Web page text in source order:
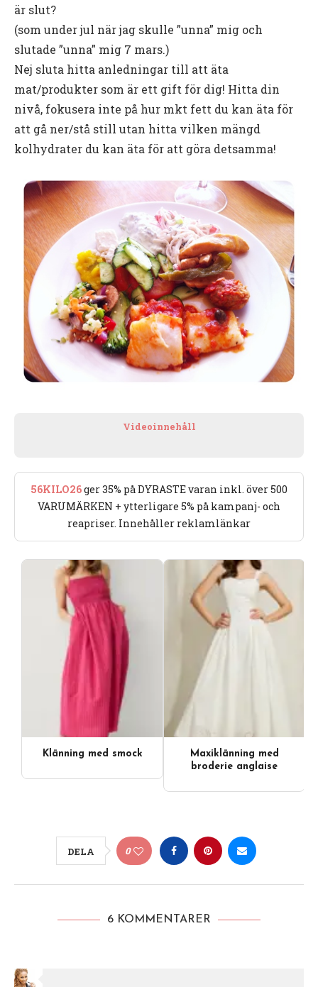
är slut?
(som under jul när jag skulle ”unna” mig och
slutade ”unna” mig 7 mars.)
Nej sluta hitta anledningar till att äta
mat/produkter som är ett gift för dig! Hitta din
nivå, fokusera inte på hur mkt fett du kan äta för
att gå ner/stå still utan hitta vilken mängd
kolhydrater du kan äta för att göra detsamma!
Videoinnehåll
56KILO26ger 35% på DYRASTE varan inkl. över 500
VARUMÄRKEN + ytterligare 5% på kampanj- och
reapriser. Innehåller reklamlänkar
Klänning med smock
Maxiklänning med
broderie anglaise
DELA 0
6 KOMMENTARER